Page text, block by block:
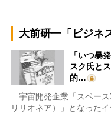
大前研一「ビジネ
「いつ暴
スク氏と
的…
宇宙開発企業「スペース
リリオネア）」となった